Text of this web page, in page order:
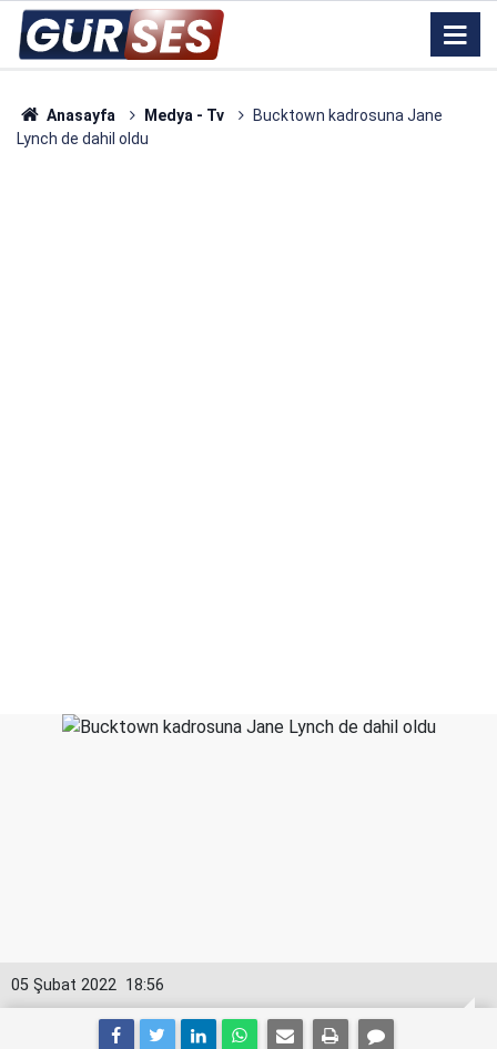
Anasayfa Medya - Tv
Bucktown kadrosuna Jane
Lynch de dahil oldu
18:56
05 Şubat 2022